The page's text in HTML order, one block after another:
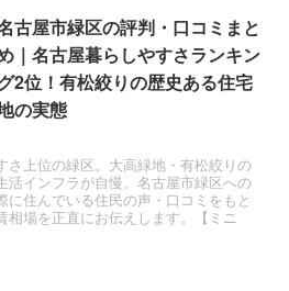
古屋市緑区の評判・口コミまと
｜名古屋暮らしやすさランキン
2位！有松絞りの歴史ある住宅
の実態
さ上位の緑区。大高緑地・有松絞りの
活インフラが自慢。名古屋市緑区への
に住んでいる住民の声・口コミをもと
相場を正直にお伝えします。【ミニ